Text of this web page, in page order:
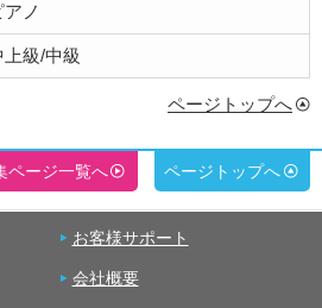
アノ
上級/中級
ページトップへ
ページ一覧へ ページトップへ
お客様サポート
会社概要